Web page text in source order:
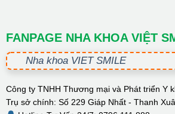
FANPAGE NHA KHOA VIỆT
Nha khoa VIET SMILE
Công ty TNHH Thương mại và Phát triển Y
Trụ sở chính: Số 229 Giáp Nhất - Thanh